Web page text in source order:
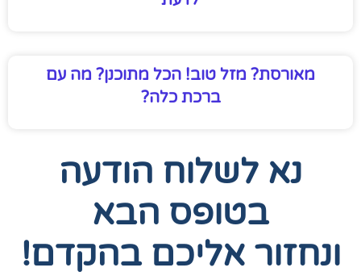
מאורסת? מזל טוב! הכל מתוכנן? מה עם
ברכת כלה?
נא לשלוח הודעה
בטופס הבא
ונחזור אליכם בהקדם!